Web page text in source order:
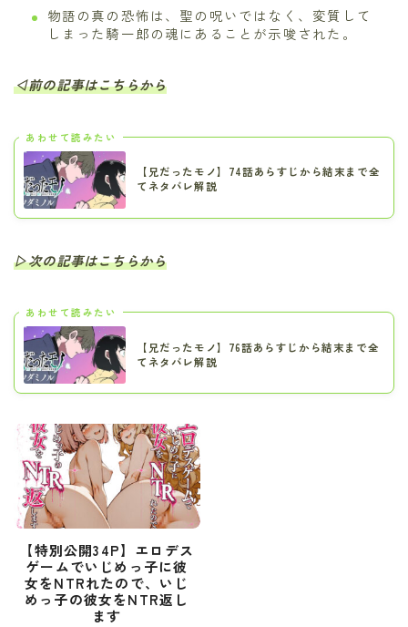
物語の真の恐怖は、聖の呪いではなく、変質して
しまった騎一郎の魂にあることが示唆された。
◁前の記事はこちらから
あわせて読みたい
【兄だったモノ】74話あらすじから結末まで全
てネタバレ解説
▷次の記事はこちらから
あわせて読みたい
【兄だったモノ】76話あらすじから結末まで全
てネタバレ解説
【特別公開34P】エロデス
ゲームでいじめっ子に彼
女をNTRれたので、いじ
めっ子の彼女をNTR返し
ます